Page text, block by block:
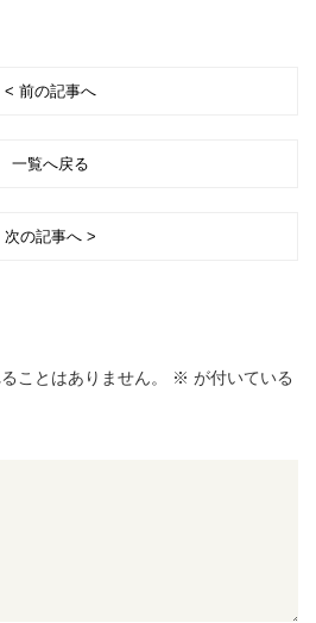
< 前の記事へ
一覧へ戻る
次の記事へ >
ことはありません。 ※ が付いている